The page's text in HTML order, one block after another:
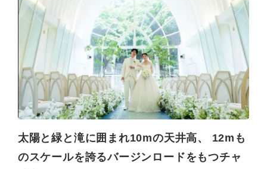
太陽と緑と滝に囲まれ10mの天井高、 12mも
のスケールを誇るバージンロードをもつチャ